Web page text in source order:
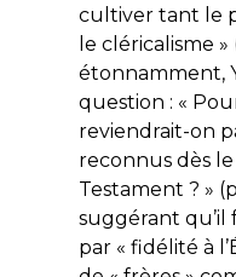
cultiver tant le
le cléricalisme »
étonnamment,
question : «
reviendrait-on
reconnus dès
Testament ? »
suggérant qu’il
par « fidélité à